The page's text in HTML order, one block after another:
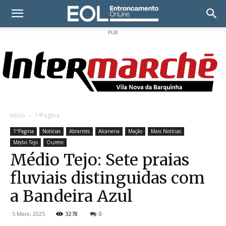
PUB
Início 1ªPagina
1ªPagina Notícias Abrantes Alcanena Mação
Mais Notícias
Médio Tejo
Ourém
Médio Tejo: Sete praias
fluviais distinguidas com
a Bandeira Azul
5 Maio, 2025 3278 0